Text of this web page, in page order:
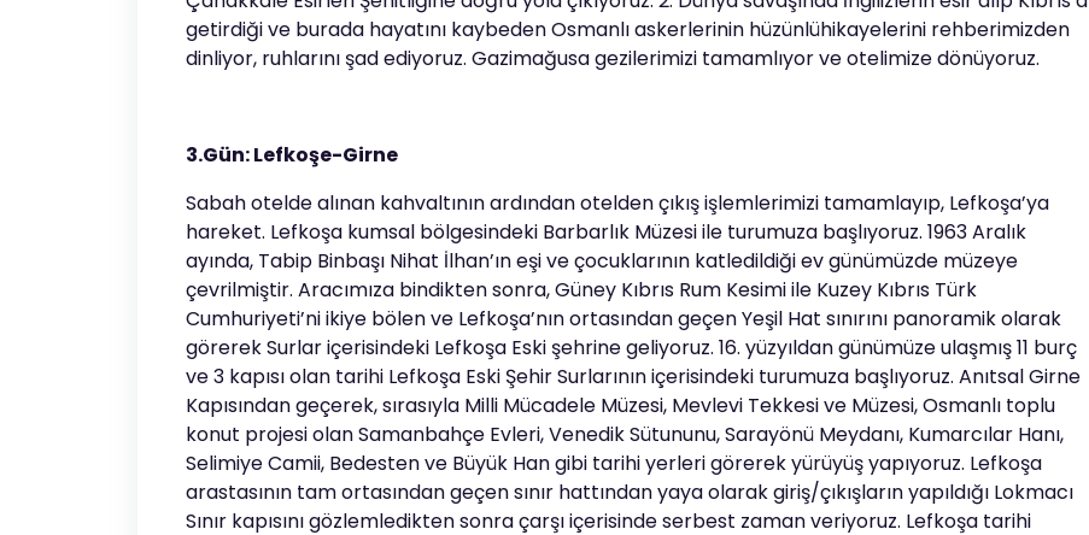
getirdiği ve burada hayatını kaybeden Osmanlı askerlerinin hüzünlühikayelerini rehberimizden
dinliyor, ruhlarını şad ediyoruz. Gazimağusa gezilerimizi tamamlıyor ve otelimize dönüyoruz.
3.Gün: Lefkoşe-Girne
Sabah otelde alınan kahvaltının ardından otelden çıkış işlemlerimizi tamamlayıp, Lefkoşa’ya
hareket. Lefkoşa kumsal bölgesindeki Barbarlık Müzesi ile turumuza başlıyoruz. 1963 Aralık
ayında, Tabip Binbaşı Nihat İlhan’ın eşi ve çocuklarının katledildiği ev günümüzde müzeye
çevrilmiştir. Aracımıza bindikten sonra, Güney Kıbrıs Rum Kesimi ile Kuzey Kıbrıs Türk
Cumhuriyeti’ni ikiye bölen ve Lefkoşa’nın ortasından geçen Yeşil Hat sınırını panoramik olarak
görerek Surlar içerisindeki Lefkoşa Eski şehrine geliyoruz. 16. yüzyıldan günümüze ulaşmış 11 burç
ve 3 kapısı olan tarihi Lefkoşa Eski Şehir Surlarının içerisindeki turumuza başlıyoruz. Anıtsal Girne
Kapısından geçerek, sırasıyla Milli Mücadele Müzesi, Mevlevi Tekkesi ve Müzesi, Osmanlı toplu
konut projesi olan Samanbahçe Evleri, Venedik Sütununu, Sarayönü Meydanı, Kumarcılar Hanı,
Selimiye Camii, Bedesten ve Büyük Han gibi tarihi yerleri görerek yürüyüş yapıyoruz. Lefkoşa
arastasının tam ortasından geçen sınır hattından yaya olarak giriş/çıkışların yapıldığı Lokmacı
Sınır kapısını gözlemledikten sonra çarşı içerisinde serbest zaman veriyoruz. Lefkoşa tarihi